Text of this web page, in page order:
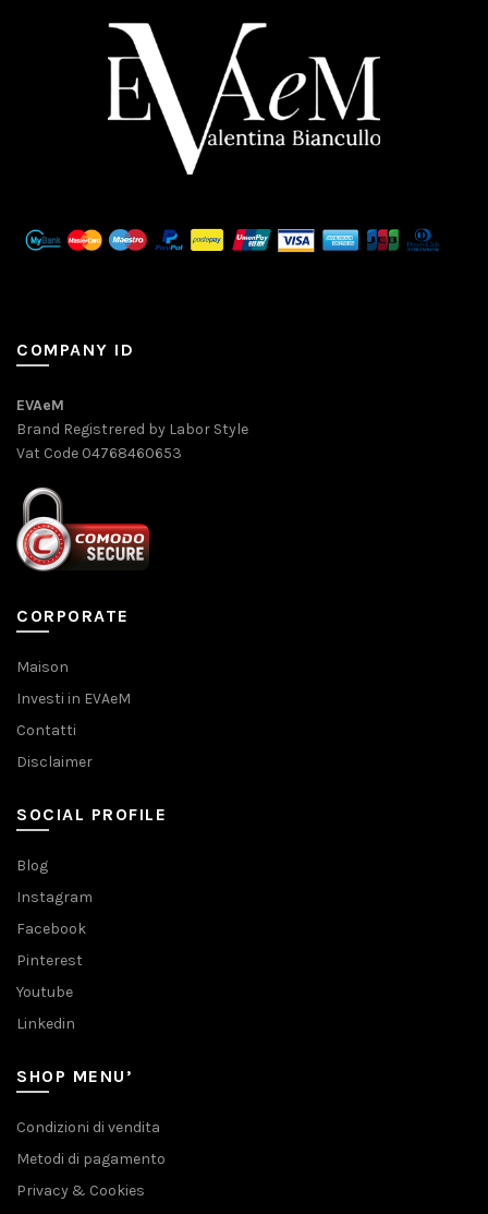
COMPANY ID
EVAeM
Brand Registrered by Labor Style
Vat Code 04768460653
CORPORATE
Maison
Investi in EVAeM
Contatti
Disclaimer
SOCIAL PROFILE
Blog
Instagram
Facebook
Pinterest
Youtube
Linkedin
SHOP MENU’
Condizioni di vendita
Metodi di pagamento
Privacy & Cookies